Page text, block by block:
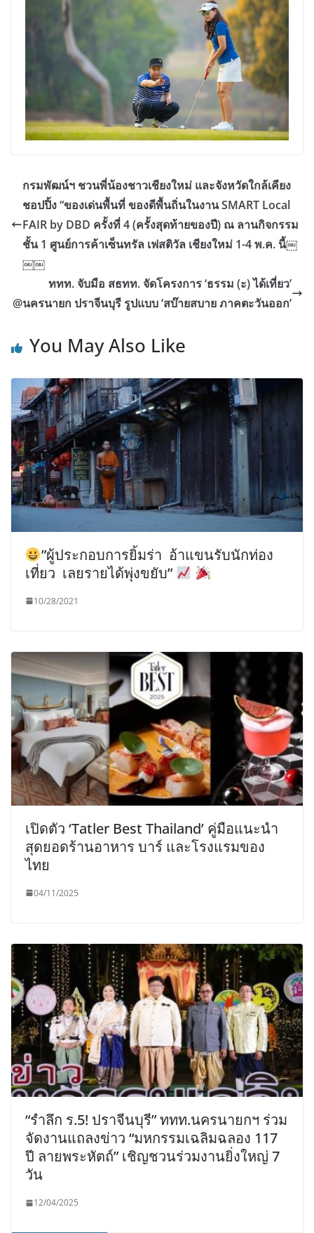
กรมพัฒน์ฯ ชวนพี่น้องชาวเชียงใหม่ และจังหวัดใกล้เคียง
ชอปปิ้ง “ของเด่นพื้นที่ ของดีพื้นถิ่นในงาน SMART Local
FAIR by DBD ครั้งที่ 4 (ครั้งสุดท้ายของปี) ณ ลานกิจกรรม
ชั้น 1 ศูนย์การค้าเซ็นทรัล เฟสติวัล เชียงใหม่ 1-4 พ.ค. นี้￼
￼￼
ททท. จับมือ สธทท. จัดโครงการ ‘ธรรม (ะ) ได้เที่ยว’
@นครนายก ปราจีนบุรี รูปแบบ ‘สบ๊ายสบาย ภาคตะวันออก’
You May Also Like
”ผู้ประกอบการยิ้มร่า อ้าแขนรับนักท่อง
เที่ยว เลยรายได้พุ่งขยับ”
10/28/2021
เปิดตัว ‘Tatler Best Thailand’ คู่มือแนะนำ
สุดยอดร้านอาหาร บาร์ และโรงแรมของ
ไทย
04/11/2025
“รำลึก ร.5! ปราจีนบุรี” ททท.นครนายกฯ ร่วม
จัดงานแถลงข่าว “มหกรรมเฉลิมฉลอง 117
ปี ลายพระหัตถ์” เชิญชวนร่วมงานยิ่งใหญ่ 7
วัน
12/04/2025